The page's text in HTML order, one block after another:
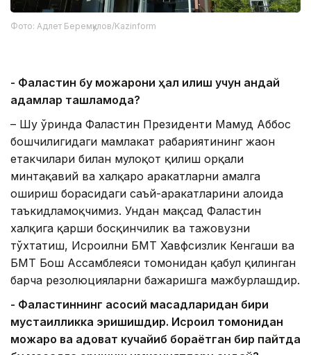
Фото: Адлет Беремқулов/Kazinform
- Фаластин бу можарони ҳал қилиш учун қандай
қадамлар ташламоқда?
– Шу ўринда Фаластин Президенти Маҳмуд Аббос
бошчилигидаги мамлакат раҳбариятининг жаҳон
етакчилари билан мулоқот қилиш орқали
минтақавий ва халқаро ҳаракатларни амалга
ошириш борасидаги саъй-ҳаракатларини алоҳида
таъкидламоқчимиз. Ундан мақсад Фаластин
халқига қарши босқинчилик ва тажовузни
тўхтатиш, Исроилни БМТ Хавфсизлик Кенгаши ва
БМТ Бош Ассамблеяси томонидан қабул қилинган
барча резолюцияларни бажаришга мажбурлашдир.
- Фаластиннинг асосий мақсадларидан бири
мустақилликка эришишдир. Исроил томонидан
можаро ва адоват кучайиб бораётган бир пайтда